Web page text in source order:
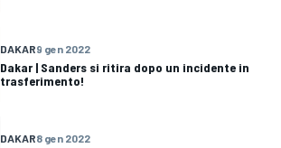
DAKAR9 gen 2022
Dakar | Sanders si ritira dopo un incidente in
trasferimento!
DAKAR8 gen 2022